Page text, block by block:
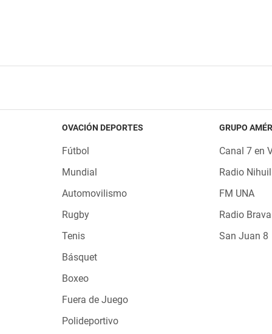
OVACIÓN DEPORTES
Fútbol
Mundial
Automovilismo
Rugby
Tenis
Básquet
Boxeo
Fuera de Juego
Polideportivo
GRUPO
Canal 7 en
Radio Nihuil
FM UNA
Radio Brava
San Juan 8